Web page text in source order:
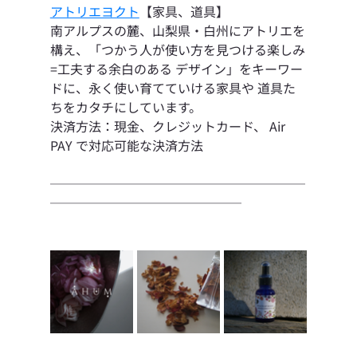
アトリエヨクト 【家具、道具】
南アルプスの麓、山梨県・白州にアトリエを
構え、「つかう人が使い方を見つける楽しみ
=工夫する余白のある デザイン」をキーワー
ドに、永く使い育てていける家具や 道具た
ちをカタチにしています。
決済方法：現金、クレジットカード、 Air
PAY で対応可能な決済方法
────────────────────
───────────────